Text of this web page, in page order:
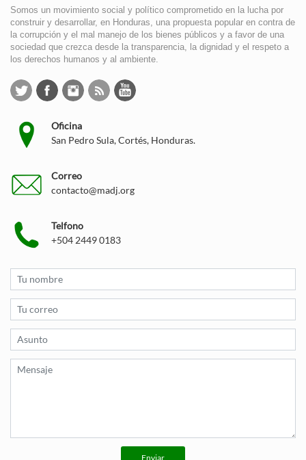
Somos un movimiento social y político comprometido en la lucha por
construir y desarrollar, en Honduras, una propuesta popular en contra de
la corrupción y el mal manejo de los bienes públicos y a favor de una
sociedad que crezca desde la transparencia, la dignidad y el respeto a
los derechos humanos y al ambiente.
Oficina
San Pedro Sula, Cortés, Honduras.
Correo
contacto@madj.org
Telfono
+504 2449 0183
Enviar